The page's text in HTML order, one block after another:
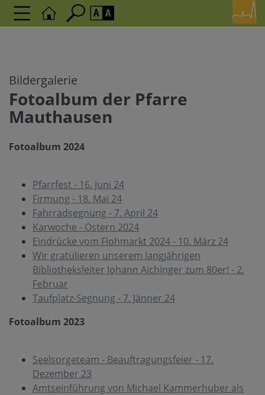
AAA
Kontrasteinstellungen
A A A
Bildergalerie
Fotoalbum der Pfarre
Mauthausen
Fotoalbum 2024
Pfarrfest - 16. Juni 24
Firmung - 18. Mai 24
Fahrradsegnung - 7. April 24
Karwoche - Ostern 2024
Eindrücke vom Flohmarkt 2024 - 10. März 24
Wir gratulieren unserem langjährigen
Bibliotheksleiter Johann Aichinger zum 80er! - 2.
Februar
Taufplatz-Segnung - 7. Jänner 24
Fotoalbum 2023
Seelsorgeteam - Beauftragungsfeier - 17.
Dezember 23
Amtseinführung von Michael Kammerhuber als